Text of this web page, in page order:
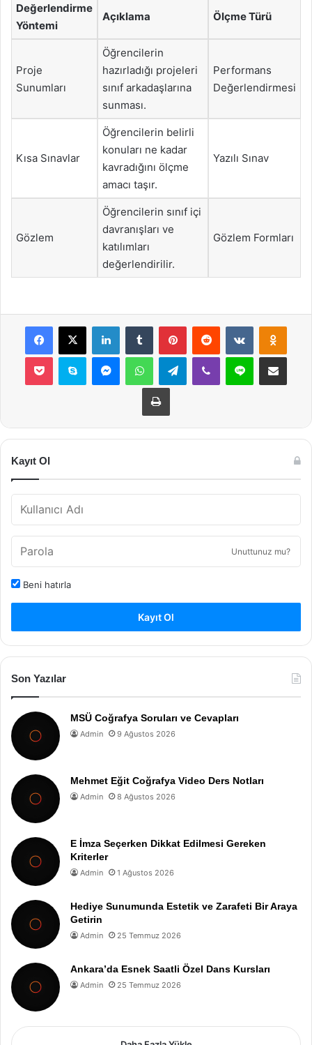
Değerlendirme
Yöntemi
Açıklama Ölçme Türü
Proje
Sunumları
Öğrencilerin
hazırladığı projeleri
sınıf arkadaşlarına
sunması.
Performans
Değerlendirmesi
Kısa Sınavlar
Öğrencilerin belirli
konuları ne kadar
kavradığını ölçme
amacı taşır.
Yazılı Sınav
Gözlem
Öğrencilerin sınıf içi
davranışları ve
katılımları
değerlendirilir.
Gözlem Formları
Facebook
X LinkedInTumblr PinterestReddit VKontakte
Pocket Skype MessengerWhatsAppTelegramViber Line E-Posta ile
Yazdır
Kayıt Ol
Unuttunuz mu?
Beni hatırla
Kayıt Ol
Son Yazılar
MSÜ Coğrafya Soruları ve Cevapları
Admin 9 Ağustos 2026
Mehmet Eğit Coğrafya Video Ders Notları
Admin 8 Ağustos 2026
E İmza Seçerken Dikkat Edilmesi Gereken
Kriterler
Admin 1 Ağustos 2026
Hediye Sunumunda Estetik ve Zarafeti Bir Araya
Getirin
Admin 25 Temmuz 2026
Ankara’da Esnek Saatli Özel Dans Kursları
Admin 25 Temmuz 2026